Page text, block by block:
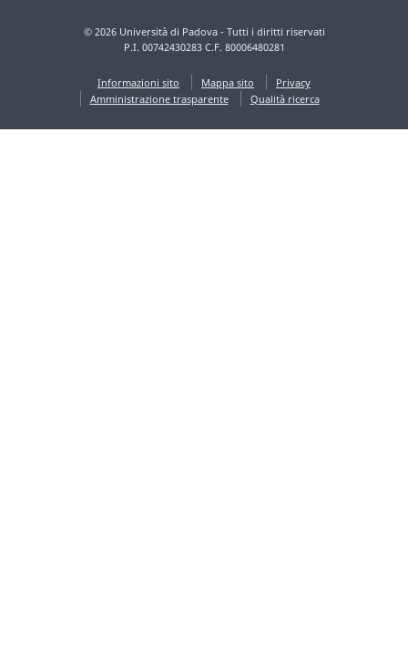
© 2026 Università di Padova - Tutti i diritti riservati
P.I. 00742430283 C.F. 80006480281
Informazioni sito Mappa sito
Privacy
Amministrazione trasparente
Qualità ricerca